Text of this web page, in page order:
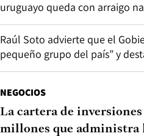
uruguayo queda con arraigo
Raúl Soto advierte que el
pequeño grupo del país” y
NEGOCIOS
La cartera de
millones que administra